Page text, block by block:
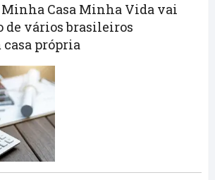
Casa Minha Vida vai
de vários brasileiros
própria